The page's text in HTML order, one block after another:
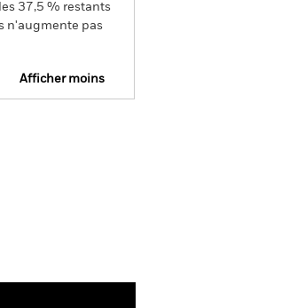
37,5 % restants
n'augmente pas
Afficher moins